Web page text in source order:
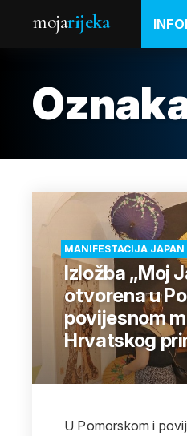
mojarijeka
MANIFESTACIJA JAPAN
Izložba „Moj
otvorena u
povijesnom
Hrvatskog
U Pomorskom i